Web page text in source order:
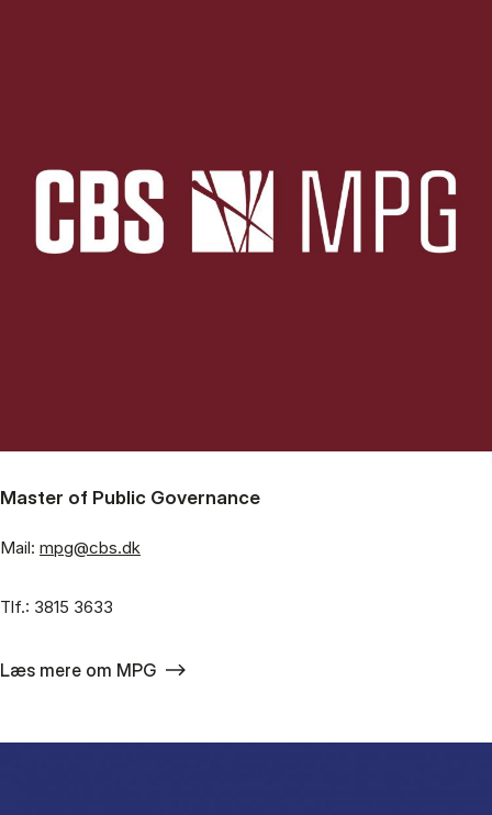
Master of Public Governance
Mail: mpg@cbs.dk
Tlf.: 3815 3633
Læs mere om MPG